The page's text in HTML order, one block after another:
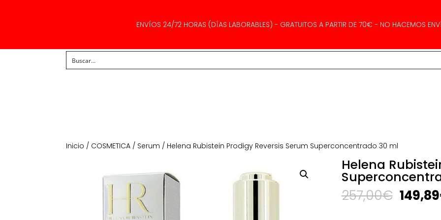
ENVÍOS 24/72 HORAS (DÍAS LABORABLES) - GRATUITOS A PARTIR DE 70€ - NO HACEMOS
Inicio / COSMETICA / Serum / Helena Rubistein Prodigy Reversis Serum Superconcentrado 30 ml
Helena
257,00€ El
precio
149,89